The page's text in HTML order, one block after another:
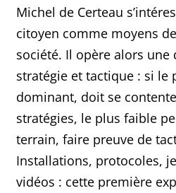
Michel de Certeau
citoyen comme moyens
société. Il opère alors
stratégie et tactique : si le
dominant, doit se
stratégies, le plus faible
terrain, faire preuve de
Installations, protocoles,
vidéos : cette première